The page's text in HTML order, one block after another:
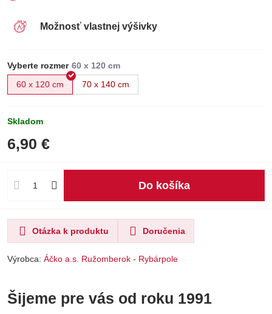
Možnosť vlastnej výšivky
Vyberte rozmer
60 x 120 cm
70 x 140 cm
Skladom
6,90 €
Do košíka
Otázka k produktu Doručenia
Výrobca: Áčko a.s. Ružomberok - Rybárpole
Šijeme pre vás od roku 1991